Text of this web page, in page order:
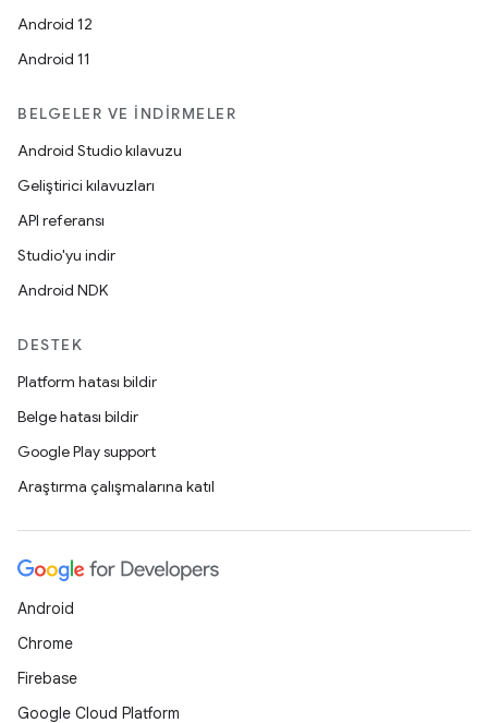
Android 12
Android 11
BELGELER VE İNDIRMELER
Android Studio kılavuzu
Geliştirici kılavuzları
API referansı
Studio'yu indir
Android NDK
DESTEK
Platform hatası bildir
Belge hatası bildir
Google Play support
Araştırma çalışmalarına katıl
Android
Chrome
Firebase
Google Cloud Platform